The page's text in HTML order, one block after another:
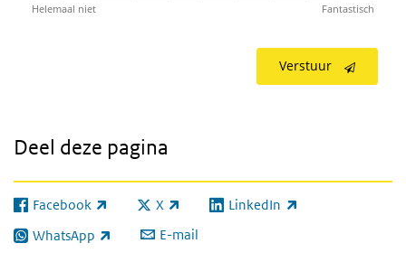
Helemaal niet Fantastisch
Verstuur
Deel deze pagina
Facebook
(externe link) X
(externe link) LinkedIn
(externe link)
WhatsApp
(externe link) E-mail